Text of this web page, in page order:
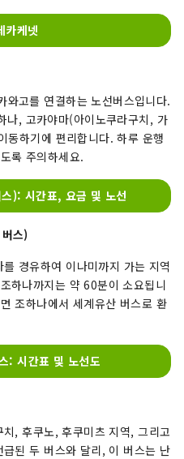
카케넷
와고를 연결하는 노선버스입니다.
나, 고카야마(아이노쿠라구치, 가
동하기에 편리합니다. 하루 운행
록 주의하세요.
): 시간표, 요금 및 노선
스)
경유하여 이나미까지 가는 지역
하나까지는 약 60분이 소요됩니
조하나에서 세계유산 버스로 환
: 시간표 및 노선도
, 후쿠노, 후쿠미츠 지역, 그리고
된 두 버스와 달리, 이 버스는 난